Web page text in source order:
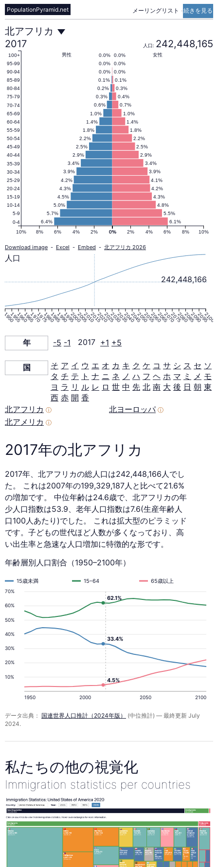
メーリングリスト -続きを見る
PopulationPyramid.net
北
ア
フ
リ
カ
の
人
口
ピ
ラ
ミ
ッ
ド
2017
年
北アフリカ
2017
人口: 242,448,165
6.1%
6.4%
5.5%
5.7%
4.8%
5.0%
4.3%
4.5%
4.2%
4.3%
4.1%
4.2%
3.9%
3.9%
3.4%
3.4%
2.9%
2.9%
2.5%
2.5%
2.2%
2.2%
1.8%
1.8%
1.4%
1.4%
1.0%
1.0%
0.7%
0.6%
0.4%
0.3%
0.3%
0.2%
0.1%
0.1%
0.0%
0.0%
0.0%
0.0%
0.0%
0.0% 女性
男性
0% 2% 4% 6% 8% 10%
10% 8% 6% 4% 2% 0%
0-4
5-9
10-14
15-19
20-24
25-29
30-34
35-39
40-44
45-49
50-54
55-59
60-64
65-69
70-74
75-79
80-84
85-89
90-94
95-99
100+
Download image - Excel - Embed - 北アフリカ 2026
1950195519601965197019751980198519901995200020052010201520202025203020352040204520502055206020652070207520802085209020952100
242,448,166
人口
年 -5 -1 2017 +1 +5
国 そ ア イ ウ エ オ カ キ ク ケ コ サ シ ス セ ソ
タ チ テ ト ナ ニ ネ ノ ハ フ ヘ ホ マ ミ メ モ
ヨ ラ リ ル レ ロ 世 中 先 北 南 大 後 日 朝 東
西 赤 開 香
北アフリカ ⓘ
北アメリカ ⓘ
北ヨーロッパ ⓘ
2017年の北アフリカ
2017年、北アフリカの総人口は242,448,166人でし
た。 これは2007年の199,329,187人と比べて21.6%
の増加です。 中位年齢は24.6歳で、北アフリカの年
少人口指数は53.9、老年人口指数は7.6(生産年齢人
口100人あたり)でした。 これは拡大型のピラミッド
です。子どもの世代ほど人数が多くなっており、高
い出生率と急速な人口増加に特徴的な形です。
年齢層別人口割合（1950–2100年）
10%
20%
30%
40%
50%
60%
70%
1950 2000 2050 2100
15歳未満 15–64 65歳以上
33.4%
4.5%
62.1%
データ出典： 国連世界人口推計（2024年版）
(中位推計) — 最終更新 July
2024.
私たちの他の視覚化
Immigration statistics per countries